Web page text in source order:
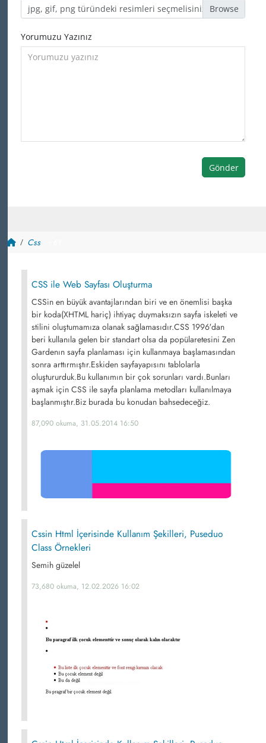
jpg, gif, png türündeki resimleri seçmelisiniz
Yorumuzu Yazınız
Gönder
Css
CSS ile Web Sayfası Oluşturma
CSSin en büyük avantajlarından biri ve en önemlisi başka
bir koda(XHTML hariç) ihtiyaç duymaksızın sayfa iskeleti ve
stilini oluştumamıza olanak sağlamasıdır.CSS 1996′dan
beri kullanıla gelen bir standart olsa da popülaretesini Zen
Gardenın sayfa planlaması için kullanmaya başlamasından
sonra arttırmıştır.Eskiden sayfayapısını tablolarla
oluştururduk.Bu kullanımın bir çok sorunları vardı.Bunları
aşmak için CSS ile sayfa planlama metodları kullanılmaya
başlanmıştır.Biz burada bu konudan bahsedeceğiz.
87,090 okuma, 31.05.2014 16:50
Cssin Html İçerisinde Kullanım Şekilleri, Puseduo
Class Örnekleri
Semih güzelel
73,680 okuma, 12.02.2026 16:02